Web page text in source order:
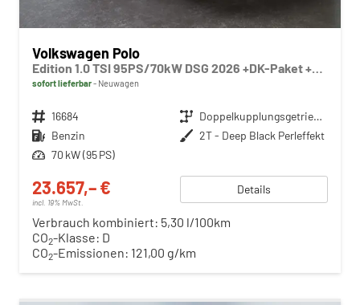
Volkswagen Polo
Edition 1.0 TSI 95PS/70kW DSG 2026 +DK-Paket +RFK +Getönte Heckscheiben +TravelAssist +LED
sofort lieferbar Neuwagen
Fahrzeugnr. 16684 Getriebe
Doppelkupplungsgetriebe (DSG)
Kraftstoff Benzin Außenfarbe 2T - Deep Black Perleffekt
Leistung 70 kW (95 PS)
23.657,– €
incl. 19% MwSt.
Details
Verbrauch kombiniert: 5,30 l/100km
CO2-Klasse: D
CO2-Emissionen: 121,00 g/km